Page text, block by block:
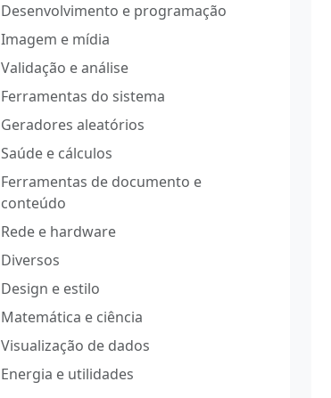
Desenvolvimento e programação
Imagem e mídia
Validação e análise
Ferramentas do sistema
Geradores aleatórios
Saúde e cálculos
Ferramentas de documento e
conteúdo
Rede e hardware
Diversos
Design e estilo
Matemática e ciência
Visualização de dados
Energia e utilidades